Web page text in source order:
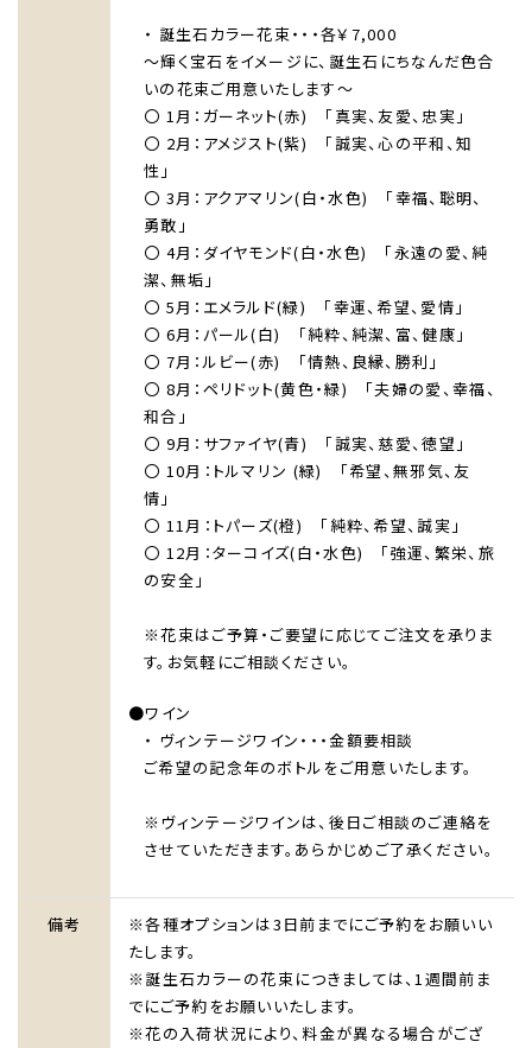
・ 誕生石カラー花束・・・各￥7,000
～輝く宝石をイメージに、誕生石にちなんだ色合
いの花束ご用意いたします～
〇 1月：ガーネット(赤) 「真実、友愛、忠実」
〇 2月：アメジスト(紫) 「誠実、心の平和、知
性」
〇 3月：アクアマリン(白・水色) 「幸福、聡明、
勇敢」
〇 4月：ダイヤモンド(白・水色) 「永遠の愛、純
潔、無垢」
〇 5月：エメラルド(緑) 「幸運、希望、愛情」
〇 6月：パール(白) 「純粋、純潔、富、健康」
〇 7月：ルビー(赤) 「情熱、良縁、勝利」
〇 8月：ペリドット(黄色・緑) 「夫婦の愛、幸福、
和合」
〇 9月：サファイヤ(青) 「誠実、慈愛、徳望」
〇 10月：トルマリン (緑) 「希望、無邪気、友
情」
〇 11月：トパーズ(橙) 「純粋、希望、誠実」
〇 12月：ターコイズ(白・水色) 「強運、繁栄、旅
の安全」
※花束はご予算・ご要望に応じてご注文を承りま
す。お気軽にご相談ください。
●ワイン
・ ヴィンテージワイン・・・金額要相談
ご希望の記念年のボトルをご用意いたします。
※ヴィンテージワインは、後日ご相談のご連絡を
させていただきます。あらかじめご了承ください。
備考
※各種オプションは3日前までにご予約をお願いい
たします。
※誕生石カラーの花束につきましては、1週間前ま
でにご予約をお願いいたします。
※花の入荷状況により、料金が異なる場合がござ